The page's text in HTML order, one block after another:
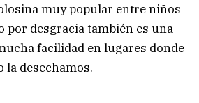
muy popular entre niños
por desgracia también es una
facilidad en lugares donde
la desechamos.